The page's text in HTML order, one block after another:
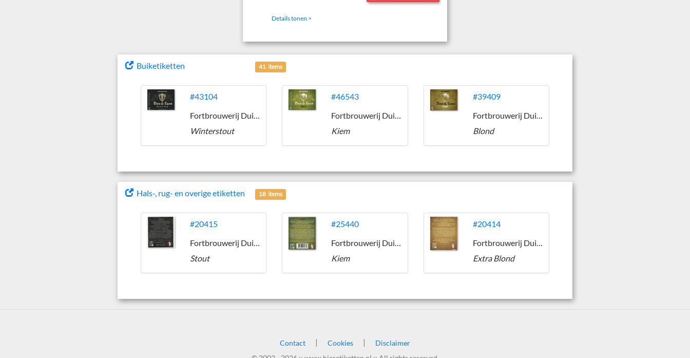
Details tonen >
Buiketiketten 41 items
#43104
Fortbrouwerij Duits & Lauret
Winterstout
#46543
Fortbrouwerij Duits & Lauret
Kiem
#39409
Fortbrouwerij Duits & Lauret
Blond
Hals-, rug- en overige etiketten 18 items
#20415
Fortbrouwerij Duits & Lauret
Stout
#25440
Fortbrouwerij Duits & Lauret
Kiem
#20414
Fortbrouwerij Duits & Lauret
Extra Blond
Contact | Cookies | Disclaimer